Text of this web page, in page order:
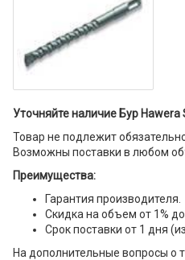
Уточняйте наличие Бур Hawera
Товар не подлежит
Возможны поставки в любом
Преимущества:
Гарантия производителя.
Скидка на объем от 1% до
Срок поставки от 1 дня
На дополнительные вопросы о